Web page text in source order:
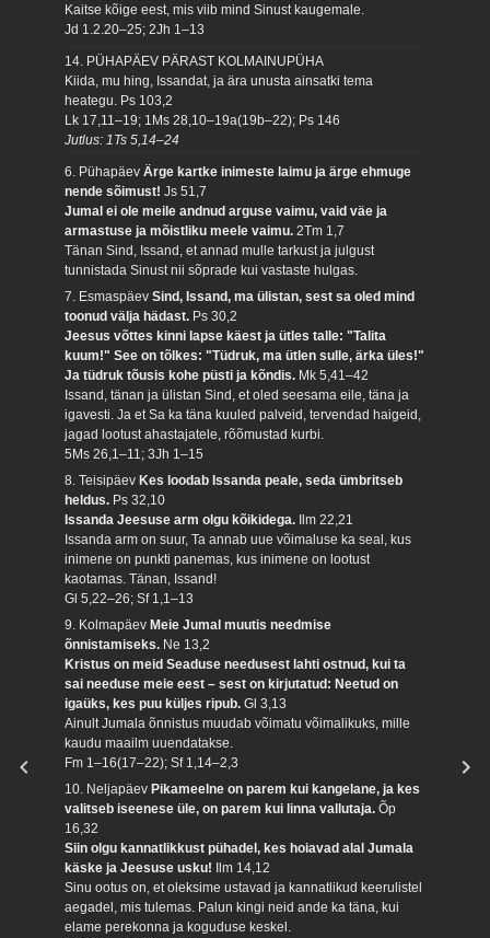
Kaitse kõige eest, mis viib mind Sinust kaugemale.
Jd 1.2.20–25; 2Jh 1–13
14. PÜHAPÄEV PÄRAST KOLMAINUPÜHA
Kiida, mu hing, Issandat, ja ära unusta ainsatki tema
heategu. Ps 103,2
Lk 17,11–19; 1Ms 28,10–19a(19b–22); Ps 146
Jutlus: 1Ts 5,14–24
6. PühapäevÄrge kartke inimeste laimu ja ärge ehmuge
nende sõimust!Js 51,7
Jumal ei ole meile andnud arguse vaimu, vaid väe ja
armastuse ja mõistliku meele vaimu.2Tm 1,7
Tänan Sind, Issand, et annad mulle tarkust ja julgust
tunnistada Sinust nii sõprade kui vastaste hulgas.
7. EsmaspäevSind, Issand, ma ülistan, sest sa oled mind
toonud välja hädast. Ps 30,2
Jeesus võttes kinni lapse käest ja ütles talle: "Talita
kuum!" See on tõlkes: "Tüdruk, ma ütlen sulle, ärka üles!"
Ja tüdruk tõusis kohe püsti ja kõndis. Mk 5,41–42
Issand, tänan ja ülistan Sind, et oled seesama eile, täna ja
igavesti. Ja et Sa ka täna kuuled palveid, tervendad haigeid,
jagad lootust ahastajatele, rõõmustad kurbi.
5Ms 26,1–11; 3Jh 1–15
8. Teisipäev Kes loodab Issanda peale, seda ümbritseb
heldus. Ps 32,10
Issanda Jeesuse arm olgu kõikidega.
Ilm 22,21
Issanda arm on suur, Ta annab uue võimaluse ka seal, kus
inimene on punkti panemas, kus inimene on lootust
kaotamas. Tänan, Issand!
Gl 5,22–26; Sf 1,1–13
9. Kolmapäev Meie Jumal muutis needmise
õnnistamiseks. Ne 13,2
Kristus on meid Seaduse needusest lahti ostnud, kui ta
sai needuse meie eest – sest on kirjutatud: Neetud on
igaüks, kes puu küljes ripub.Gl 3,13
Ainult Jumala õnnistus muudab võimatu võimalikuks, mille
kaudu maailm uuendatakse.
Fm 1–16(17–22); Sf 1,14–2,3
10. Neljapäev Pikameelne on parem kui kangelane, ja kes
valitseb iseenese üle, on parem kui linna vallutaja.Õp
16,32
Siin olgu kannatlikkust pühadel, kes hoiavad alal Jumala
käske ja Jeesuse usku!
Ilm 14,12
Sinu ootus on, et oleksime ustavad ja kannatlikud keerulistel
aegadel, mis tulemas. Palun kingi neid ande ka täna, kui
elame perekonna ja koguduse keskel.